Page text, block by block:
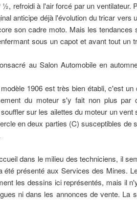
refroidi à l'air forcé par un ventilateur.
anticipe déjà l'évolution du tricar vers
son cadre moto. Mais les
sous un capot et avant tout un
au Salon Automobile en
1906 est très bien établi, c'est
du moteur s'y fait non plus par
sur les ailettes du moteur un
en deux parties (C) susceptibles
dans le milieu des techniciens, il
été présenté aux Services des Mines.
les dessins ici représentés, mais il
ni dans les annonces de vente. La